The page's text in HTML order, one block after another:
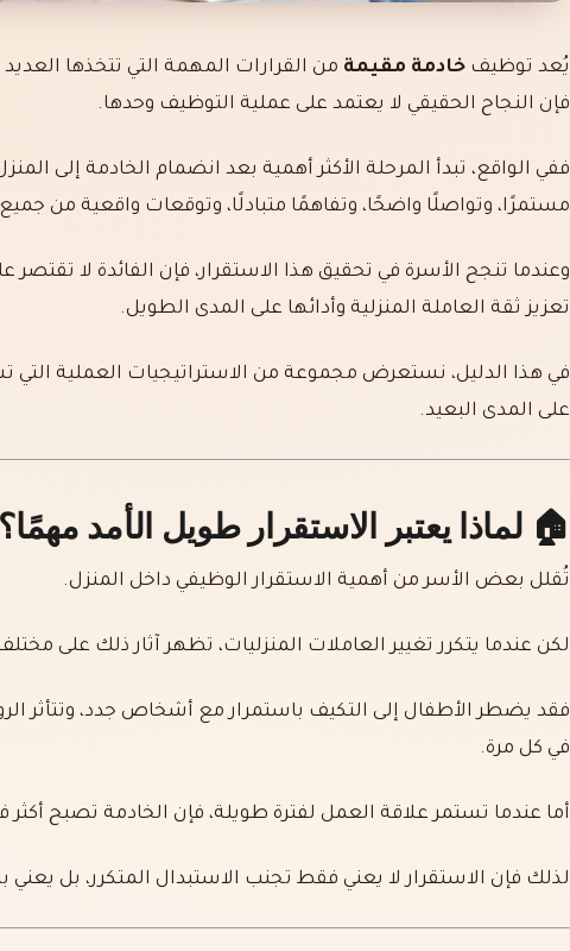
يُعد توظيف خادمة مقيمة من القرارات المهمة التي تتخذها
فإن النجاح الحقيقي لا يعتمد على عملية التوظيف وحدها.
ففي الواقع، تبدأ المرحلة الأكثر أهمية بعد انضمام الخادمة إلى
مستمرًا، وتواصلًا واضحًا، وتفاهمًا متبادلًا، وتوقعات واقعية من
وعندما تنجح الأسرة في تحقيق هذا الاستقرار، فإن الفائدة لا
تعزيز ثقة العاملة المنزلية وأدائها على المدى الطويل.
في هذا الدليل، نستعرض مجموعة من الاستراتيجيات العملية التي
على المدى البعيد.
🏠 لماذا يعتبر الاستقرار طويل الأمد مهمًا؟
تُقلل بعض الأسر من أهمية الاستقرار الوظيفي داخل المنزل.
لكن عندما يتكرر تغيير العاملات المنزليات، تظهر آثار ذلك على
فقد يضطر الأطفال إلى التكيف باستمرار مع أشخاص جدد، وتتأثر
في كل مرة.
أما عندما تستمر علاقة العمل لفترة طويلة، فإن الخادمة تصبح
لذلك فإن الاستقرار لا يعني فقط تجنب الاستبدال المتكرر، بل يعني